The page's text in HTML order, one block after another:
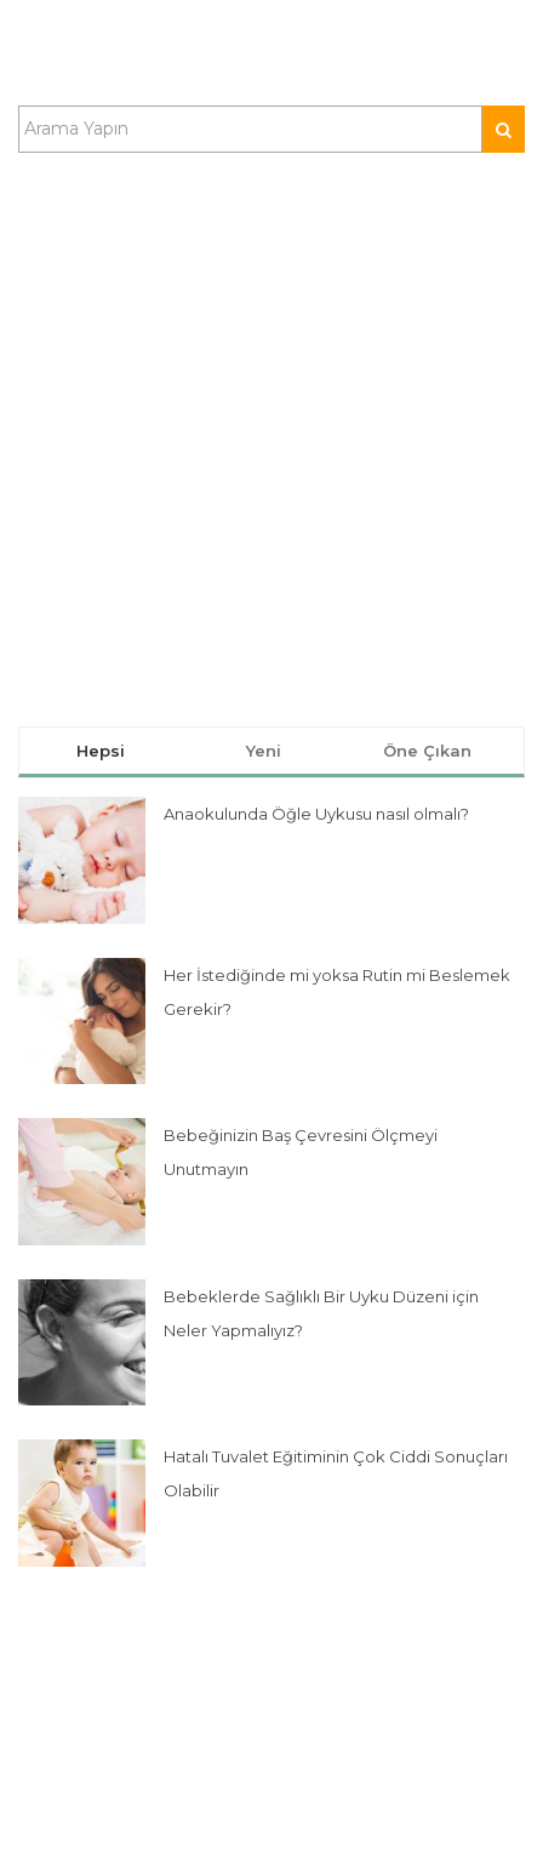
Hepsi Yeni Öne Çıkan
Anaokulunda Öğle Uykusu nasıl olmalı?
Her İstediğinde mi yoksa Rutin mi Beslemek
Gerekir?
Bebeğinizin Baş Çevresini Ölçmeyi
Unutmayın
Bebeklerde Sağlıklı Bir Uyku Düzeni için
Neler Yapmalıyız?
Hatalı Tuvalet Eğitiminin Çok Ciddi Sonuçları
Olabilir